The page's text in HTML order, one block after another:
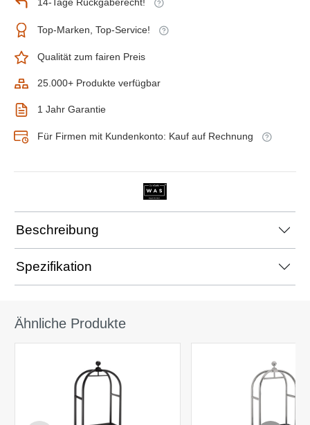
Top-Marken, Top-Service!
Qualität zum fairen Preis
25.000+ Produkte verfügbar
1 Jahr Garantie
Für Firmen mit Kundenkonto: Kauf auf Rechnung
Beschreibung
Spezifikation
Ähnliche Produkte